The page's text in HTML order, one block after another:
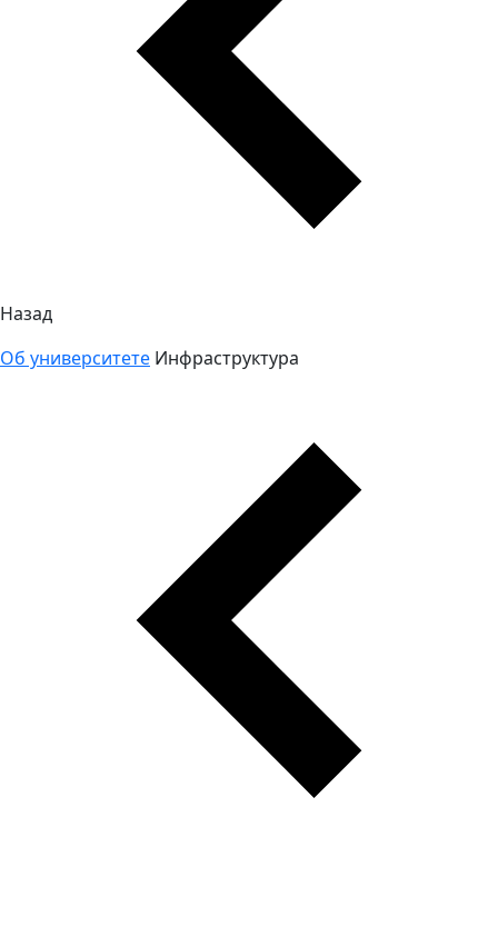
Назад
Об университете Инфраструктура